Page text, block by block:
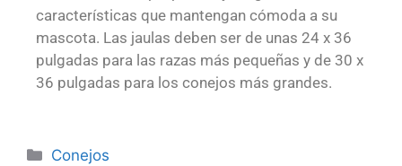
características que mantengan cómoda a su
mascota. Las jaulas deben ser de unas 24 x 36
pulgadas para las razas más pequeñas y de 30 x
36 pulgadas para los conejos más grandes.
Conejos